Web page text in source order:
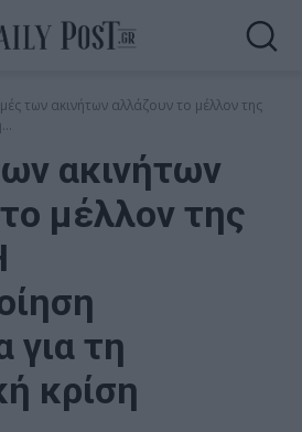
των ακινήτων αλλάζουν το μέλλον της
ακινήτων
μέλλον της
για τη
κρίση